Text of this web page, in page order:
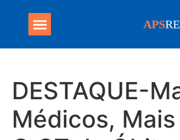
APS
DESTAQUE-
Médicos, Mais